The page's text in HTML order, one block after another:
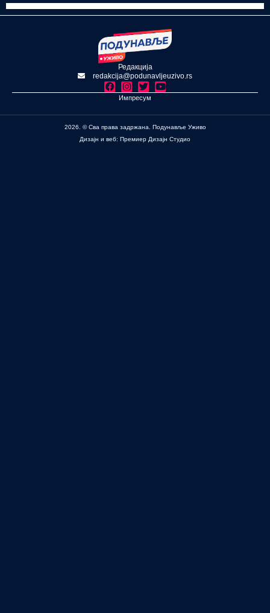
Редакција
redakcija@podunavljeuzivo.rs
Импресум
2026. © Сва права задржана. Подунавље Уживо
Дизајн и веб: Премиер Дизајн Студио